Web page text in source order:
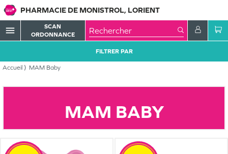
PHARMACIE DE MONISTROL, LORIENT
menu
SCAN
ORDONNANCE
Accueil MAM Baby
FILTRER PAR
MAM BABY